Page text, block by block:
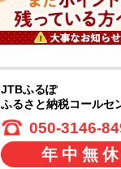
JTBふるぽ
ふるさと納税コールセ
050-3146-
年中無休